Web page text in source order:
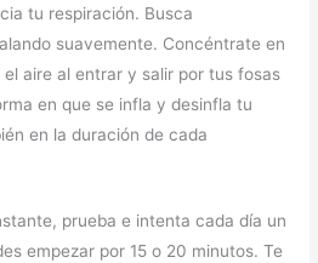
tu respiración. Busca
suavemente. Concéntrate en
aire al entrar y salir por tus fosas
en que se infla y desinfla tu
en la duración de cada
prueba e intenta cada día un
empezar por 15 o 20 minutos. Te